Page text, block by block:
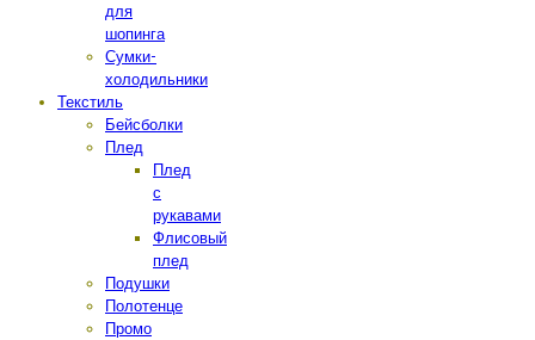
для
шопинга
Сумки-
холодильники
Текстиль
Бейсболки
Плед
Плед
с
рукавами
Флисовый
плед
Подушки
Полотенце
Промо